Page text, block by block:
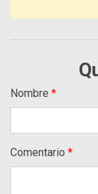
Nombre
Comentario